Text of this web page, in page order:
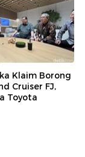
Klaim Borong
Cruiser FJ,
Toyota